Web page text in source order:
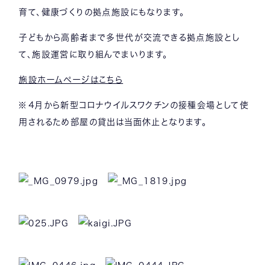
育て、健康づくりの拠点施設にもなります。
子どもから高齢者まで多世代が交流できる拠点施設とし
て、施設運営に取り組んでまいります。
施設ホームページはこちら
※４月から新型コロナウイルスワクチンの接種会場として使
用されるため部屋の貸出は当面休止となります。